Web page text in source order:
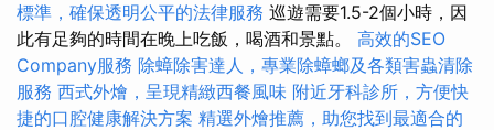
標準，確保透明公平的法律服務 巡遊需要1.5-2個小時，因
此有足夠的時間在晚上吃飯，喝酒和景點。 高效的SEO
Company服務 除蟑除害達人，專業除蟑螂及各類害蟲清除
服務 西式外燴，呈現精緻西餐風味 附近牙科診所，方便快
捷的口腔健康解決方案 精選外燴推薦，助您找到最適合的